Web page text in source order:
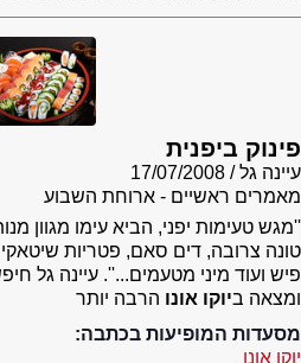
פינוק ביפנית
עיינה גל
17/07/2008
מאמרים ראשיים - ארוחת השבוע
''מגש טעימות יפני, הביא עימו מגוון
טונה צרובה, דים סאם, פטריות שיטאקי
פיש ועוד מיני מטעמים...''. עיינה גל
ומצאה ביוקו אונו הרבה יותר
מסעדות המופיעות בכתבה:
יוקו אונו